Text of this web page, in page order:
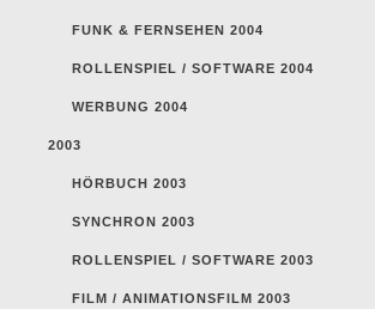
FUNK & FERNSEHEN 2004
ROLLENSPIEL / SOFTWARE 2004
WERBUNG 2004
2003
HÖRBUCH 2003
SYNCHRON 2003
ROLLENSPIEL / SOFTWARE 2003
FILM / ANIMATIONSFILM 2003